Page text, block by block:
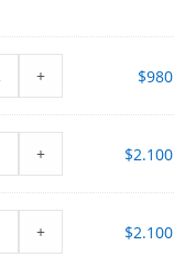
+ $980
+ $2.100
+ $2.100